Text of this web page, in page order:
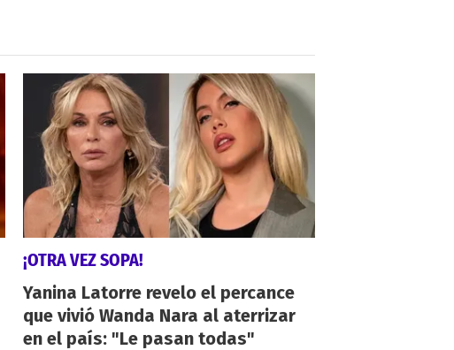
¡OTRA VEZ SOPA!
Yanina Latorre revelo el percance
que vivió Wanda Nara al aterrizar
en el país: "Le pasan todas"